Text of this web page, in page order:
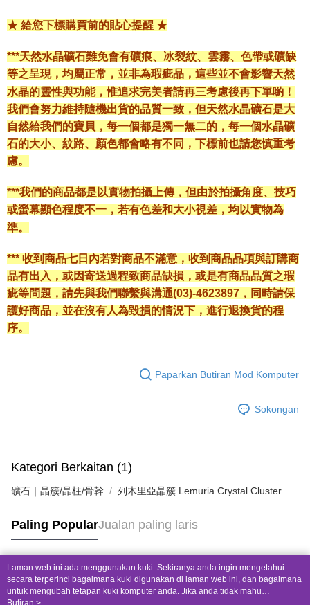
★ 給您下標購買前的貼心提醒 ★
***天然水晶礦石難免會有礦痕、冰裂紋、雲霧、色帶或礦缺
等之呈現，均屬正常，並非為瑕疵品，這些並不會影響天然
水晶的靈性與功能，惟追求完美者請再三考慮後再下單喲！
我們會努力維持隨機出貨的品質一致，但天然水晶礦石是大
自然給我們的寶貝，每一個都是獨一無二的，每一個水晶礦
石的大小、紋路、顏色都會略有不同，下標前也請您慎重考
慮。
***我們的商品都是以實物拍攝上傳，但由於拍攝角度、技巧
或螢幕顯色程度不一，若有色差和大小視差，均以實物為
準。
*** 收到商品七日內若對商品不滿意，收到商品品項與訂購商
品有出入，或因寄送過程致商品缺損，或是有商品品質之瑕
疵等問題，請先與我們聯繫與溝通(03)-4623897，同時請保
護好商品，並在沒有人為毀損的情況下，進行退換貨的程
序。
Paparkan Butiran Mod Komputer
Sokongan
Kategori Berkaitan (1)
礦石｜晶簇/晶柱/骨幹 列木里亞晶簇 Lemuria Crystal Cluster
Paling PopularJualan paling laris
Tag Popular
Laman web ini ada menggunakan kuki. Sekiranya anda ingin mengetahui
secara terperinci bagaimana kuki digunakan di laman web ini, dan bagaimana
untuk mengubah tetapan kuki komputer anda. Jika anda tidak mahu
menggunakan kuki di komputer anda, sila rujuk penerangan mengenai kuki.
Butiran >